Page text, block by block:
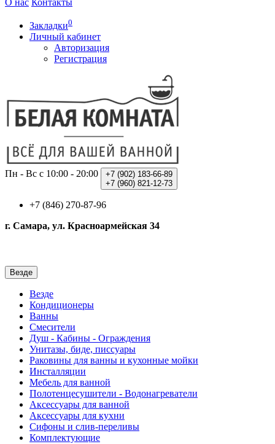
О нас Контакты
Закладки0
Личный кабинет
Авторизация
Регистрация
Пн - Вс с 10:00 - 20:00 +7 (902) 183-66-89
+7 (960) 821-12-73
+7 (846) 270-87-96
г. Самара, ул. Красноармейская 34
Везде
Везде
Кондиционеры
Ванны
Смесители
Душ - Кабины - Ограждения
Унитазы, биде, писсуары
Раковины для ванны и кухонные мойки
Инсталляции
Мебель для ванной
Полотенцесушители - Водонагреватели
Аксессуары для ванной
Аксессуары для кухни
Сифоны и слив-переливы
Комплектующие